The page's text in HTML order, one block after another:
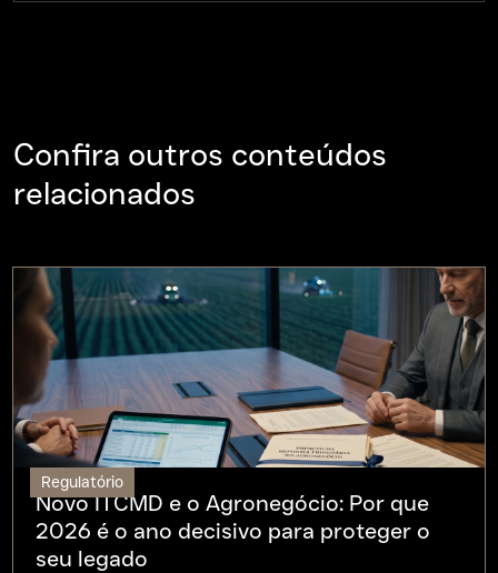
Confira outros conteúdos
relacionados
Regulatório
Novo ITCMD e o Agronegócio: Por que
2026 é o ano decisivo para proteger o
seu legado